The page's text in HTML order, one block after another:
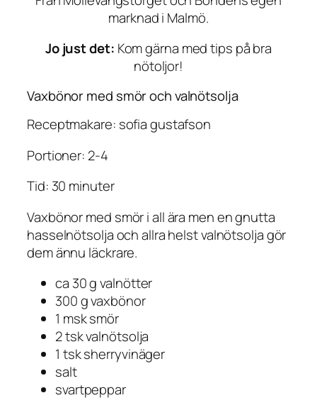
marknad i Malmö.
Jo just det: Kom gärna med tips på bra
nötoljor!
Vaxbönor med smör och valnötsolja
Receptmakare: sofia gustafson
Portioner: 2-4
Tid: 30 minuter
Vaxbönor med smör i all ära men en gnutta
hasselnötsolja och allra helst valnötsolja gör
dem ännu läckrare.
ca 30 g valnötter
300 g vaxbönor
1 msk smör
2 tsk valnötsolja
1 tsk sherryvinäger
salt
svartpeppar